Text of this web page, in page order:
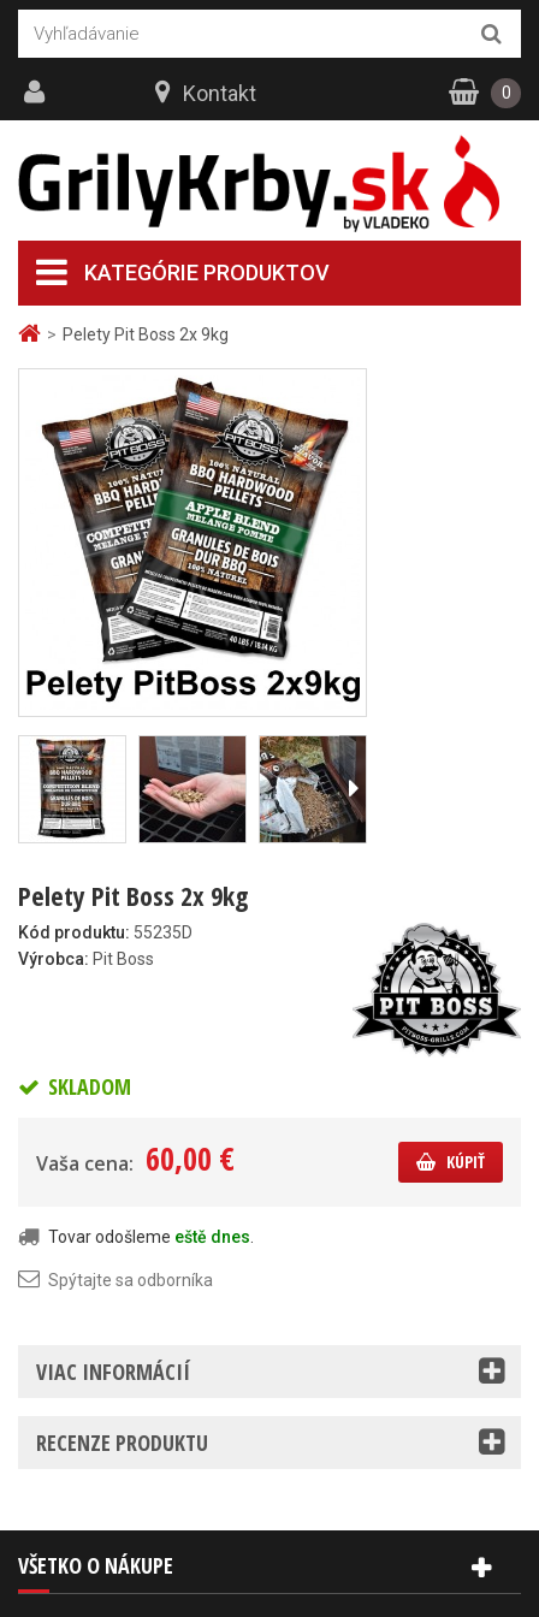
> Pelety Pit Boss 2x 9kg
Pelety Pit Boss 2x 9kg
Kód produktu: 55235D
Výrobca: Pit Boss
SKLADOM
Vaša cena: 60,00 € KÚPIŤ
Tovar odošleme eště dnes.
Spýtajte sa odborníka
VIAC INFORMÁCIÍ
RECENZE PRODUKTU
KATEGÓRIE PRODUKTOV
Kontakt 0
VŠETKO O NÁKUPE